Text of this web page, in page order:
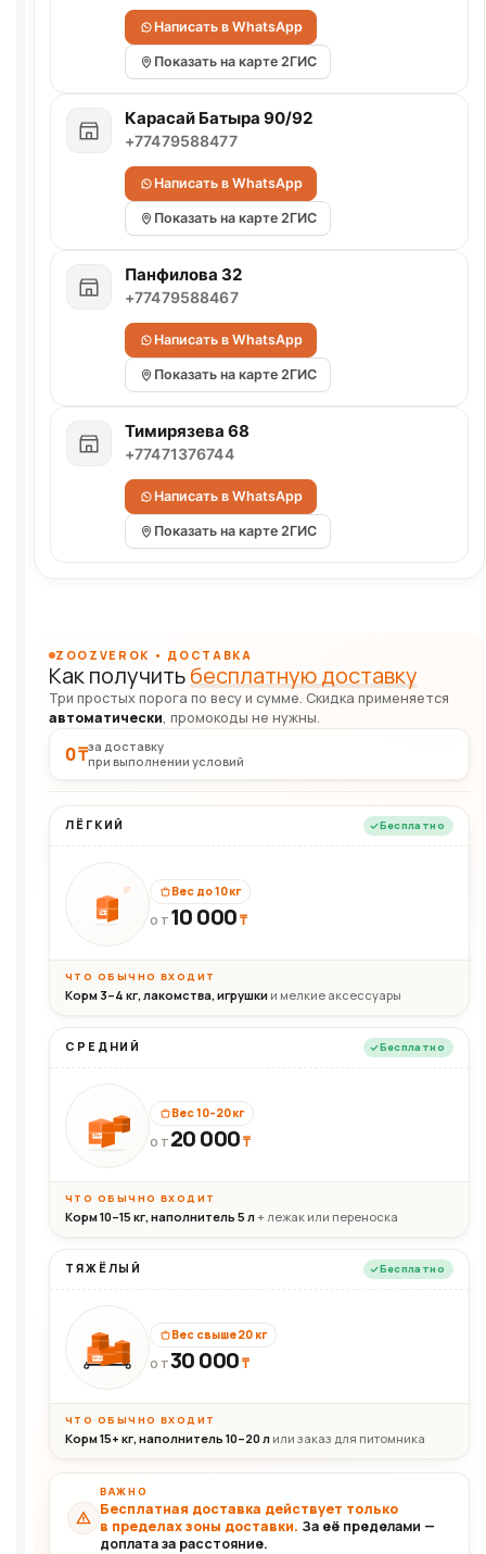
Написать в WhatsApp
Показать на карте 2ГИС
Карасай Батыра 90/92
+77479588477
Написать в WhatsApp
Показать на карте 2ГИС
Панфилова 32
+77479588467
Написать в WhatsApp
Показать на карте 2ГИС
Тимирязева 68
+77471376744
Написать в WhatsApp
Показать на карте 2ГИС
ZOOZVEROK • ДОСТАВКА
Как получитьбесплатную доставку
Три простых порога по весу и сумме. Скидка применяется
автоматически, промокоды не нужны.
0 ₸за доставку
при выполнении условий
ЛЁГКИЙ Бесплатно
10кг
Вес до 10 кг
ОТ 10 000₸
ЧТО ОБЫЧНО ВХОДИТ
Корм 3–4 кг, лакомства, игрушки и мелкие аксессуары
СРЕДНИЙ Бесплатно
20кг
Вес 10–20 кг
ОТ 20 000₸
ЧТО ОБЫЧНО ВХОДИТ
Корм 10–15 кг, наполнитель 5 л+ лежак или переноска
ТЯЖЁЛЫЙ Бесплатно
30+кг
Вес свыше 20 кг
ОТ30 000₸
ЧТО ОБЫЧНО ВХОДИТ
Корм 15+ кг, наполнитель 10–20 л или заказ для питомника
ВАЖНО
Бесплатная доставка действует только
в пределах зоны доставки. За её пределами —
доплата за расстояние.